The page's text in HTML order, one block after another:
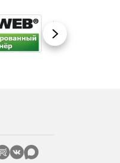
Вперед